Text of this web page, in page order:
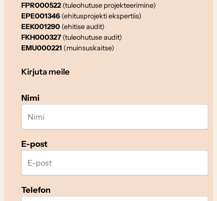
FPR000522 (tuleohutuse projekteerimine)
EPE001346 (ehitusprojekti ekspertiis)
EEK001290(ehitise audit)
FKH000327 (tuleohutuse audit)
EMU000221 (muinsuskaitse)
Kirjuta meile
Nimi
E-post
Telefon